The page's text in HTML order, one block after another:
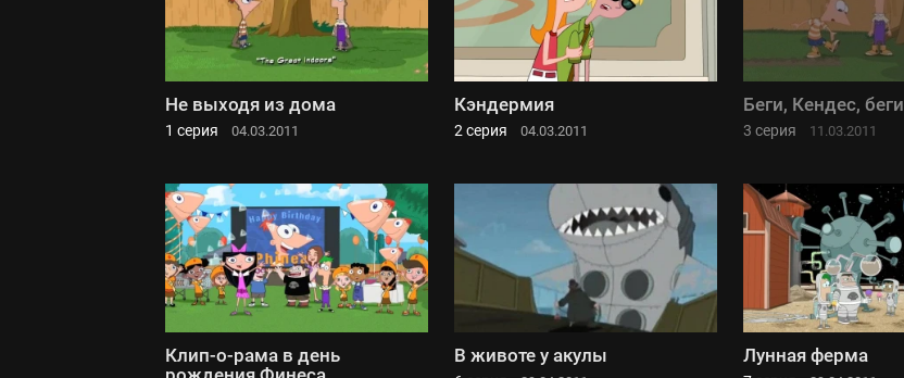
Не выходя из дома
1 серия 04.03.2011
Кэндермия
2 серия 04.03.2011
Беги, Кендес, беги
3 серия 11.03.2011
Клип-о-рама в день
В животе у акулы Лунная ферма